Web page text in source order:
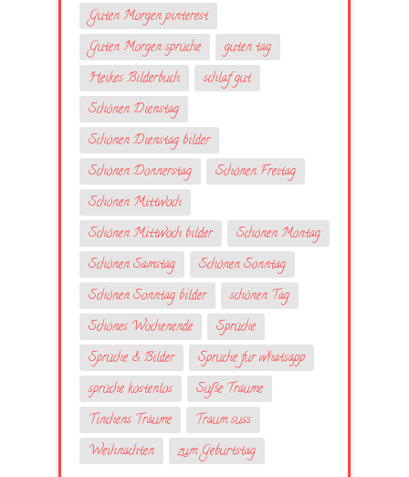
Guten Morgen pinterest
Guten Morgen sprüche
guten tag
Heikes Bilderbuch
schlaf gut
Schönen Dienstag
Schönen Dienstag bilder
Schönen Donnerstag
Schönen Freitag
Schönen Mittwoch
Schönen Mittwoch bilder
Schönen Montag
Schönen Samstag
Schönen Sonntag
Schönen Sonntag bilder
schönen Tag
Schönes Wochenende
Sprüche
Sprüche & Bilder
Sprüche fur whatsapp
sprüche kostenlos
Süße Träume
Tinchens Träume
Traum suss
Weihnachten
zum Geburtstag